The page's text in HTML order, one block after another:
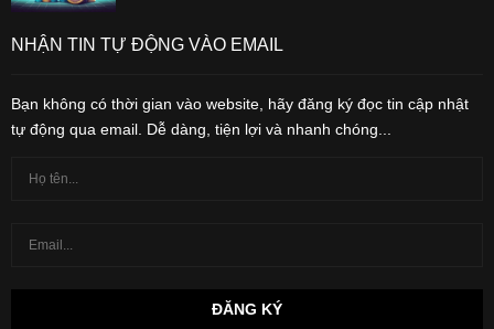
NHẬN TIN TỰ ĐỘNG VÀO EMAIL
Bạn không có thời gian vào website, hãy đăng ký đọc tin cập nhật
tự động qua email. Dễ dàng, tiện lợi và nhanh chóng...